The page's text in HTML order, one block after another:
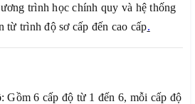
trình học chính quy và hệ thống
từ trình độ sơ cấp đến cao cấp.
: Gồm 6 cấp độ từ 1 đến 6, mỗi cấp độ